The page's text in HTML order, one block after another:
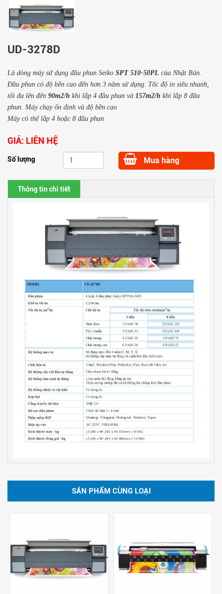
UD-3278D
Là dòng máy sử dụng đầu phun Seiko SPT 510-50PL của Nhật Bản.
Đầu phun có độ bền cao đến hơn 3 năm sử dụng. Tốc độ in siêu nhanh,
tối đa lên đến 90m2/h khi lắp 4 đầu phun và 157m2/h khi lắp 8 đầu
phun. Máy chạy ổn định và độ bền cao
Máy có thể lắp 4 hoặc 8 đầu phun
GIÁ: LIÊN HỆ
Số lượng Mua hàng
Thông tin chi tiết
SẢN PHẨM CÙNG LOẠI